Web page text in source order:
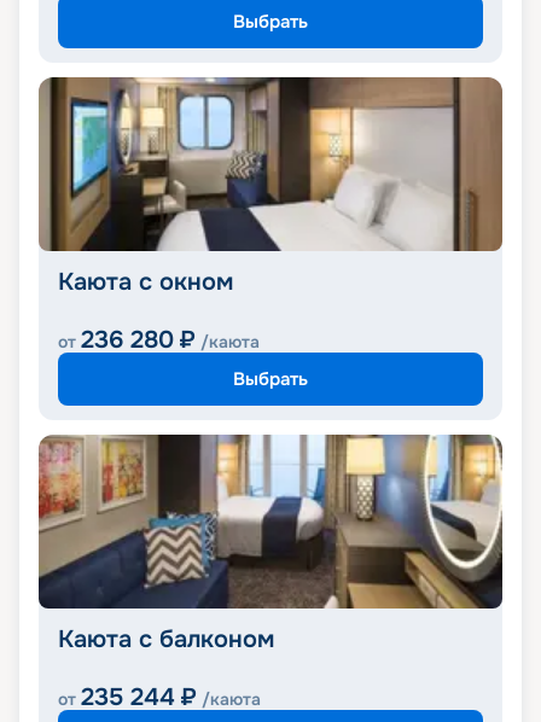
Выбрать
Каюта с окном
от 236 280 ₽ /каюта
Выбрать
Каюта с балконом
от 235 244 ₽ /каюта